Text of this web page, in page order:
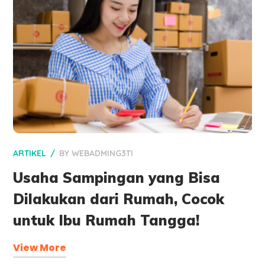
ARTIKEL BYWEBADMING3TI
Usaha Sampingan yang Bisa
Dilakukan dari Rumah, Cocok
untuk Ibu Rumah Tangga!
View More